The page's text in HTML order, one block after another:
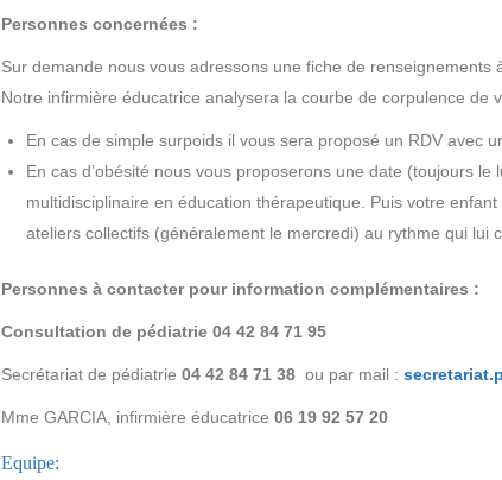
Personnes concernées :
Sur demande nous vous adressons une fiche de
Notre infirmière éducatrice analysera la courbe de corpulence de
En cas de simple surpoids il vous sera proposé un RDV avec
En cas d’obésité nous vous proposerons une date (toujours
multidisciplinaire en éducation thérapeutique. Puis votre
ateliers collectifs (généralement le mercredi) au rythme qui lui
Personnes à contacter pour information complémentaires :
Consultation de pédiatrie 04 42 84 71 95
Secrétariat de pédiatrie 04 42 84 71 38 ou par mail :
Mme GARCIA, infirmière éducatrice 06 19 92 57 20
Equipe: